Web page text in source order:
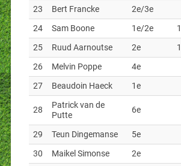
23 Bert Francke 2e/3e
24
Sam Boone 1e/2e 1
25
Ruud Aarnoutse 2e 1
26
Melvin Poppe 4e
27
Beaudoin Haeck 1e
28
Patrick van de
Putte
6e
29 Teun Dingemanse 5e
30
Maikel Simonse 2e